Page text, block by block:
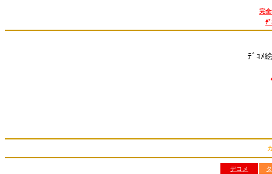
完
ﾃ
ﾃﾞｺﾒ
デコメ